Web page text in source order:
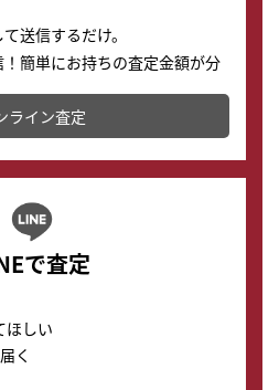
送信するだけ。
簡単にお持ちの査定金額が分
ライン査定
で査定
ほしい
く